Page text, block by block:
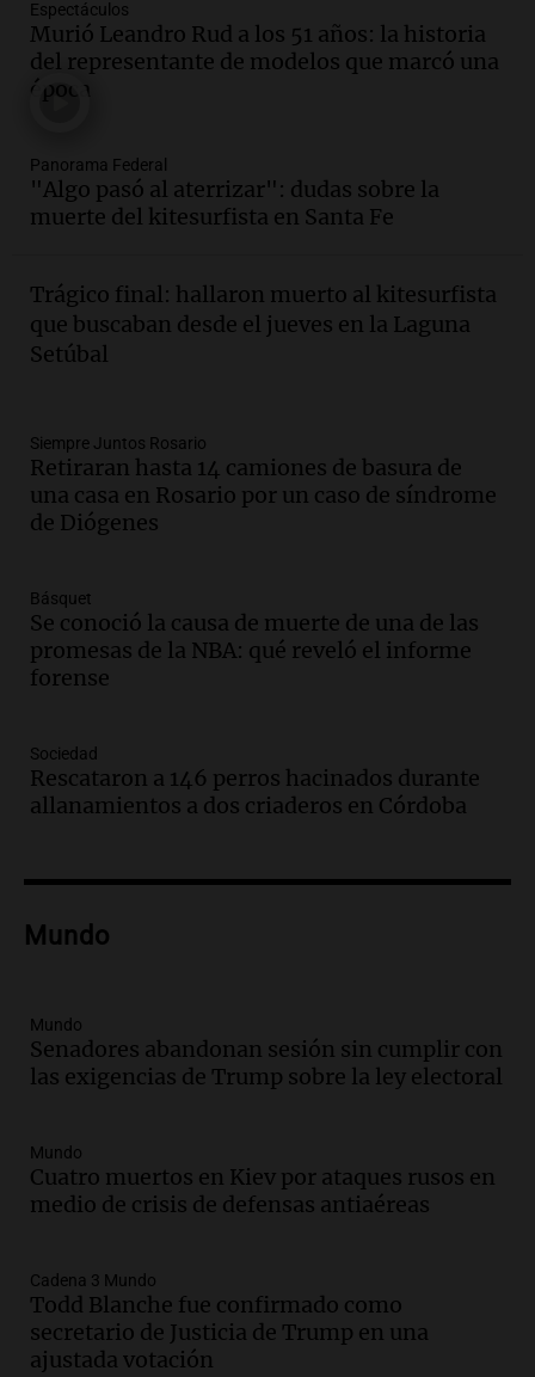
Audio.
Argentino del Alfajor en el Estadio de
Ferro este fin de semana
Panorama Federal
Audio.El evento más federal del año
reunirá a más de 80 expositores con
sabores únicos
Audio.Mariano Moreno: pasiones
intensas y su legado en la revolución
argentina
Audio.El Ensamble Municipal de Música
Ciudadana de Córdoba deleitó a los
oyentes de la radio a puro tango
Amamos Argentina
Audio.
Marcelo Lamberti (Rosario Central 2 - 1
Aldosivi)
Deportes Rosario
Audio.
Aldosivi (Campaz) - relato Gato Greco
Deportes Rosario
Audio.Nuevo desarrollo urbano y casa
en Villa María
Audio.
la Bulaya abrirá sus puertas mañana con
diversas actividades y sorpresas
Audio.
edificios y proyecta una casa del
estudiante con 48 municipios
Episodios
Audio.1° gol de Rosario Central a
Aldosivi (Zalazar en contra) - relato
Gato Greco
Espectáculos
Murió Leandro Rud a los 51 años: la historia
del representante de modelos que marcó una
época
Panorama Federal
"Algo pasó al aterrizar": dudas sobre la
muerte del kitesurfista en Santa Fe
Trágico final: hallaron muerto al kitesurfista
que buscaban desde el jueves en la Laguna
Setúbal
Siempre Juntos Rosario
Retiraran hasta 14 camiones de basura de
una casa en Rosario por un caso de síndrome
de Diógenes
Básquet
Se conoció la causa de muerte de una de las
promesas de la NBA: qué reveló el informe
forense
Sociedad
Rescataron a 146 perros hacinados durante
allanamientos a dos criaderos en Córdoba
Mundo
Mundo
Senadores abandonan sesión sin cumplir con
las exigencias de Trump sobre la ley electoral
Mundo
Cuatro muertos en Kiev por ataques rusos en
medio de crisis de defensas antiaéreas
Cadena 3 Mundo
Todd Blanche fue confirmado como
secretario de Justicia de Trump en una
ajustada votación